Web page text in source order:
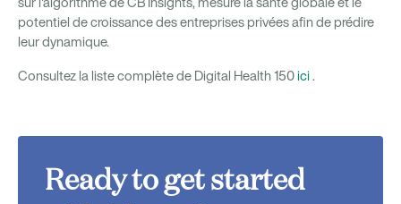
potentiel de croissance des entreprises privées afin de prédire
leur dynamique.
Consultez la liste complète de Digital Health 150ici.
Ready to get started